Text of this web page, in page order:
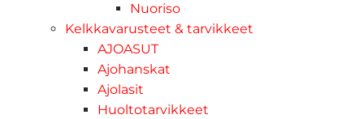
Nuoriso
Kelkkavarusteet & tarvikkeet
AJOASUT
Ajohanskat
Ajolasit
Huoltotarvikkeet